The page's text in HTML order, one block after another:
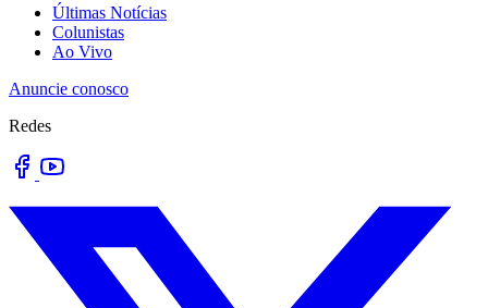
Últimas Notícias
Colunistas
Ao Vivo
Anuncie conosco
Redes